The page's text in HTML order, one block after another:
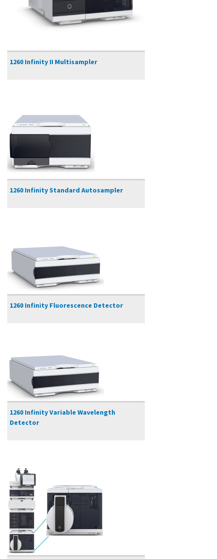
1260 Infinity II Multisampler
1260 Infinity Standard Autosampler
1260 Infinity Fluorescence Detector
1260 Infinity Variable Wavelength
Detector